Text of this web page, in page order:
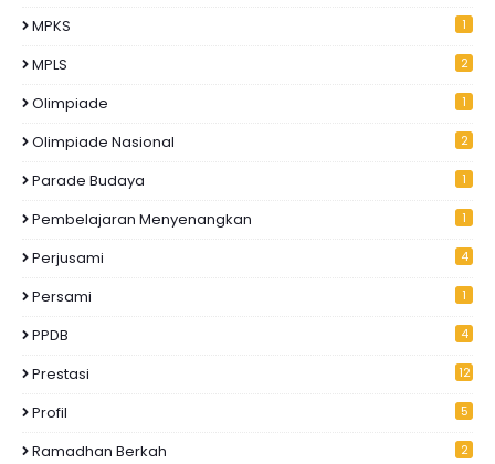
MPKS 1
MPLS 2
Olimpiade 1
Olimpiade Nasional 2
Parade Budaya 1
Pembelajaran Menyenangkan 1
Perjusami 4
Persami 1
PPDB 4
Prestasi 12
Profil 5
Ramadhan Berkah 2